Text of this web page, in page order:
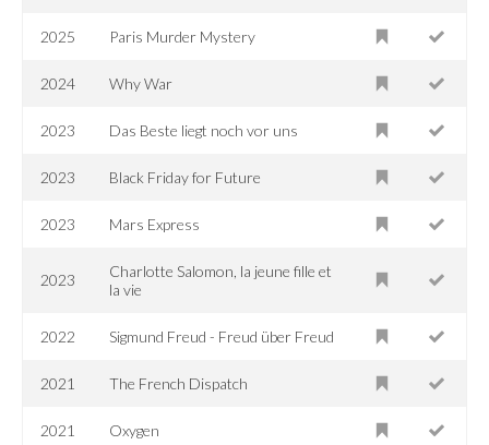
2025 Paris Murder Mystery
2024 Why War
2023 Das Beste liegt noch vor uns
2023 Black Friday for Future
2023 Mars Express
2023
Charlotte Salomon, la jeune fille et
la vie
2022 Sigmund Freud - Freud über Freud
2021 The French Dispatch
2021 Oxygen